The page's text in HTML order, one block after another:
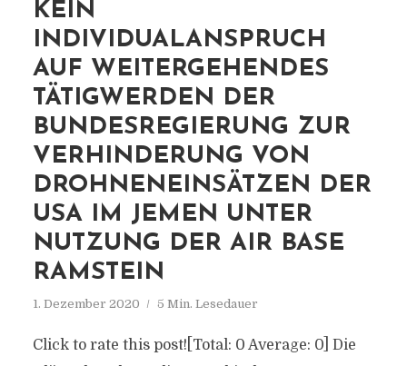
KEIN
INDIVIDUALANSPRUCH
AUF WEITERGEHENDES
TÄTIGWERDEN DER
BUNDESREGIERUNG ZUR
VERHINDERUNG VON
DROHNENEINSÄTZEN DER
USA IM JEMEN UNTER
NUTZUNG DER AIR BASE
RAMSTEIN
1. Dezember 2020 5 Min. Lesedauer
Click to rate this post![Total: 0 Average: 0] Die